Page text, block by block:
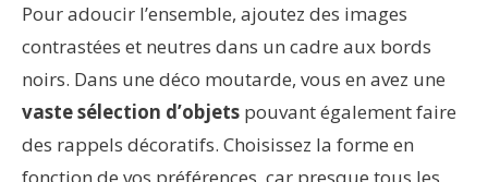
Pour adoucir l’ensemble, ajoutez des images
contrastées et neutres dans un cadre aux bords
noirs. Dans une déco moutarde, vous en avez une
vaste sélection d’objets pouvant également faire
des rappels décoratifs. Choisissez la forme en